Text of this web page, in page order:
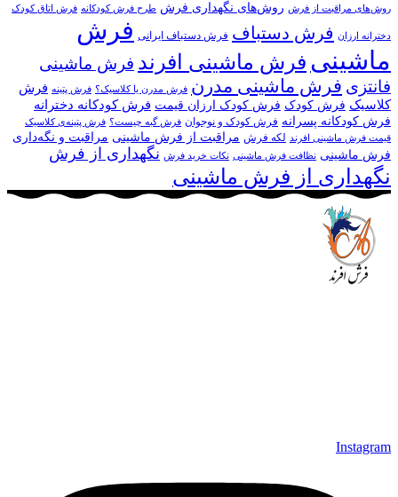
روش‌های مراقبت از فرش روش‌های نگهداری فرش طرح فرش کودکانه فرش اتاق کودک
دخترانه ارزان فرش دستباف فرش دستباف ایرانی فرش
ماشینی فرش ماشینی افرند فرش ماشینی
فانتزی فرش ماشینی مدرن فرش مدرن یا کلاسیک؟ فرش پتینه فرش
کلاسیک فرش کودک فرش کودک ارزان قیمت فرش کودکانه دخترانه
فرش کودکانه پسرانه فرش کودک و نوجوان فرش گبه چیست؟ فرش‌ پتینه‌ی کلاسیک
قیمت فرش ماشینی افرند
لکه فرش مراقبت از فرش ماشینی مراقبت و نگه‌داری
فرش ماشینی نظافت فرش ماشینی نکات خرید فرش نگهداری از فرش
نگهداری از فرش ماشینی
Instagram